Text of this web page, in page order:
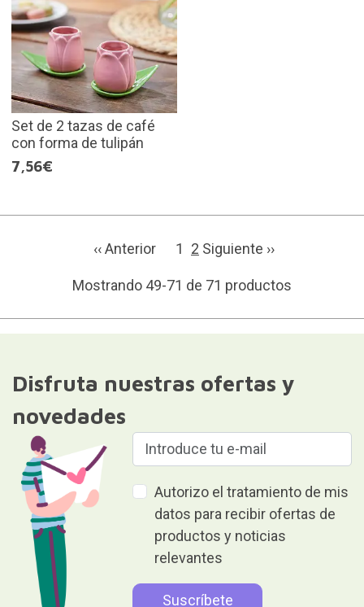
Set de 2 tazas de café
con forma de tulipán
7,56€
‹‹ Anterior 1 2 Siguiente ››
Mostrando 49-71 de 71 productos
Disfruta nuestras ofertas y
novedades
Autorizo el tratamiento de mis
datos para recibir ofertas de
productos y noticias
relevantes